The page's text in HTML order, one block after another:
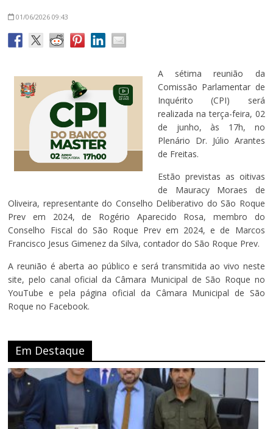
01/06/2026 09:43
A sétima reunião da
Comissão Parlamentar de
Inquérito (CPI) será
realizada na terça-feira, 02
de junho, às 17h, no
Plenário Dr. Júlio Arantes
de Freitas.
Estão previstas as oitivas
de Mauracy Moraes de
Oliveira, representante do Conselho Deliberativo do São Roque
Prev em 2024, de Rogério Aparecido Rosa, membro do
Conselho Fiscal do São Roque Prev em 2024, e de Marcos
Francisco Jesus Gimenez da Silva, contador do São Roque Prev.
A reunião é aberta ao público e será transmitida ao vivo neste
site, pelo canal oficial da Câmara Municipal de São Roque no
YouTube e pela página oficial da Câmara Municipal de São
Roque no Facebook.
Em Destaque